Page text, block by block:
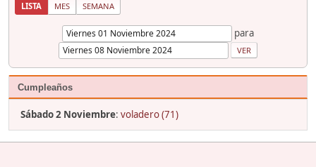
LISTA MES SEMANA
para
Cumpleaños
Sábado 2 Noviembre: voladero (71)